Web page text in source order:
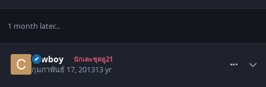
1 month later...
cowboy นักเตะชุดยู21
กุมภาพันธ์ 17, 201313 yr